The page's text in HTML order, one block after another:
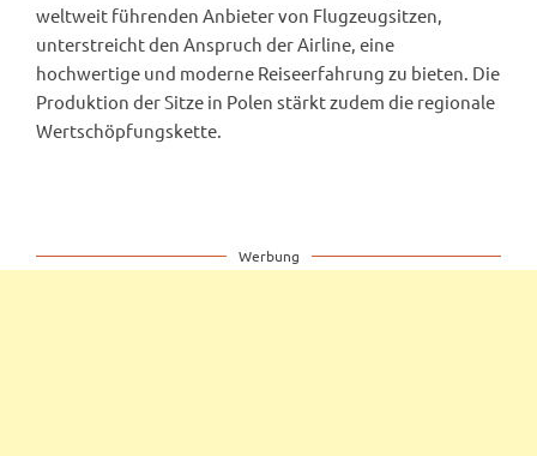
weltweit führenden Anbieter von Flugzeugsitzen,
unterstreicht den Anspruch der Airline, eine
hochwertige und moderne Reiseerfahrung zu bieten. Die
Produktion der Sitze in Polen stärkt zudem die regionale
Wertschöpfungskette.
Werbung